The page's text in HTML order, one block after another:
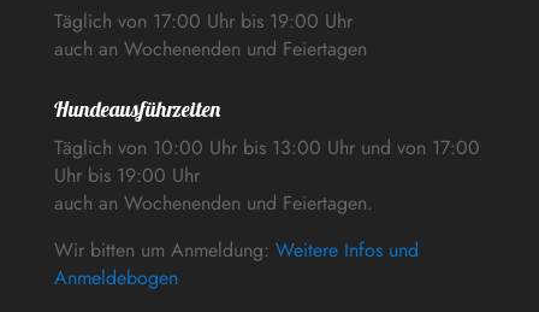
Täglich von 17:00 Uhr bis 19:00 Uhr
auch an Wochenenden und Feiertagen
Hundeausführzeiten
Täglich von 10:00 Uhr bis 13:00 Uhr und von 17:00
Uhr bis 19:00 Uhr
auch an Wochenenden und Feiertagen.
Wir bitten um Anmeldung: Weitere Infos und
Anmeldebogen